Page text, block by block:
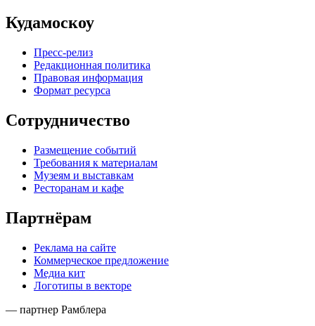
Кудамоскоу
Пресс-релиз
Редакционная политика
Правовая информация
Формат ресурса
Сотрудничество
Размещение событий
Требования к материалам
Музеям и выставкам
Ресторанам и кафе
Партнёрам
Реклама на сайте
Коммерческое предложение
Медиа кит
Логотипы в векторе
— партнер Рамблера